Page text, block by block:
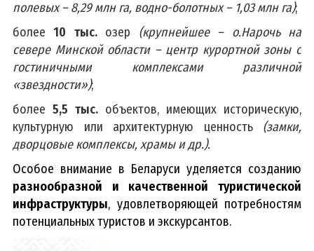
полевых – 8,29 млн га, водно-болотных – 1,03 млн га);
более10 тыс.озер (крупнейшее – о.Нарочь на
севере Минской области – центр курортной зоны с
гостиничными комплексами различной
«звездности»);
более 5,5 тыс. объектов, имеющих историческую,
культурную или архитектурную ценность (замки,
дворцовые комплексы, храмы и др.).
Особое внимание в Беларуси уделяется созданию
разнообразной и качественной туристической
инфраструктуры, удовлетворяющей потребностям
потенциальных туристов и экскурсантов.